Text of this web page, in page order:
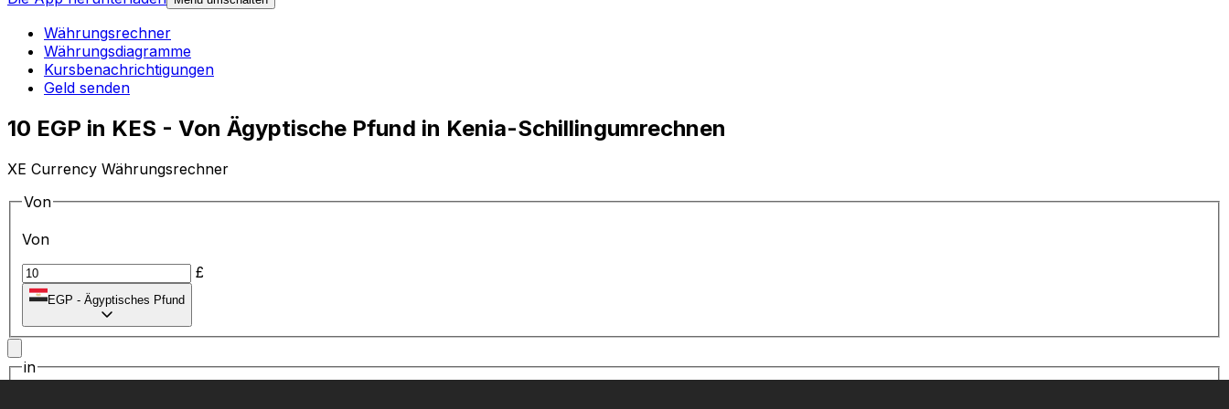
Währungsrechner
Währungsdiagramme
Kursbenachrichtigungen
Geld senden
10 EGP in KES - Von Ägyptische Pfund in Kenia-Schillingumrechnen
XE Currency Währungsrechner
Von
Von
£
EGP - Ägyptisches Pfund
in